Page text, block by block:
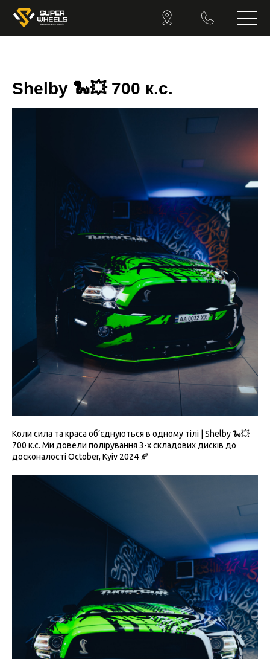
Shelby 🐍💥 700 к.с.
Коли сила та краса об’єднуються в одному тілі | Shelby 🐍💥
700 к.с. Ми довели полірування 3-х складових дисків до
досконалості October, Kyiv 2024 🍂